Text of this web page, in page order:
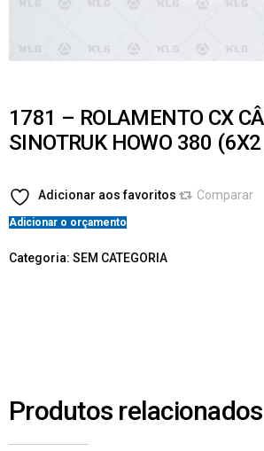
1781 – ROLAMENTO CX
SINOTRUK HOWO 380
Adicionar aos favoritos Comparar
Adicionar o orçamento
Categoria: SEM CATEGORIA
Produtos relacionados